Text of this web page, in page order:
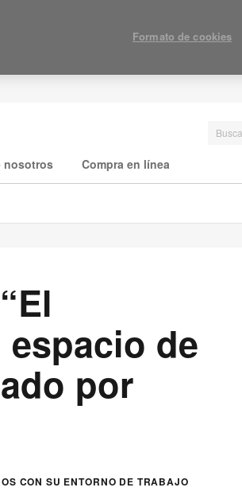
nosotros Compra en línea
de
por
CON SU ENTORNO DE TRABAJO
Formato de cookies